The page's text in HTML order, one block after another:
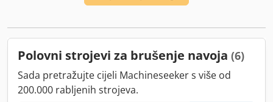
Polovni strojevi za brušenje navoja (6)
Sada pretražujte cijeli Machineseeker s više od
200.000 rabljenih strojeva.